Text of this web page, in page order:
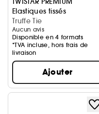
Elastiques tissés
Truffe Tie
Aucun avis
Disponible en 4 formats
*TVA incluse, hors frais de
livraison
Ajouter